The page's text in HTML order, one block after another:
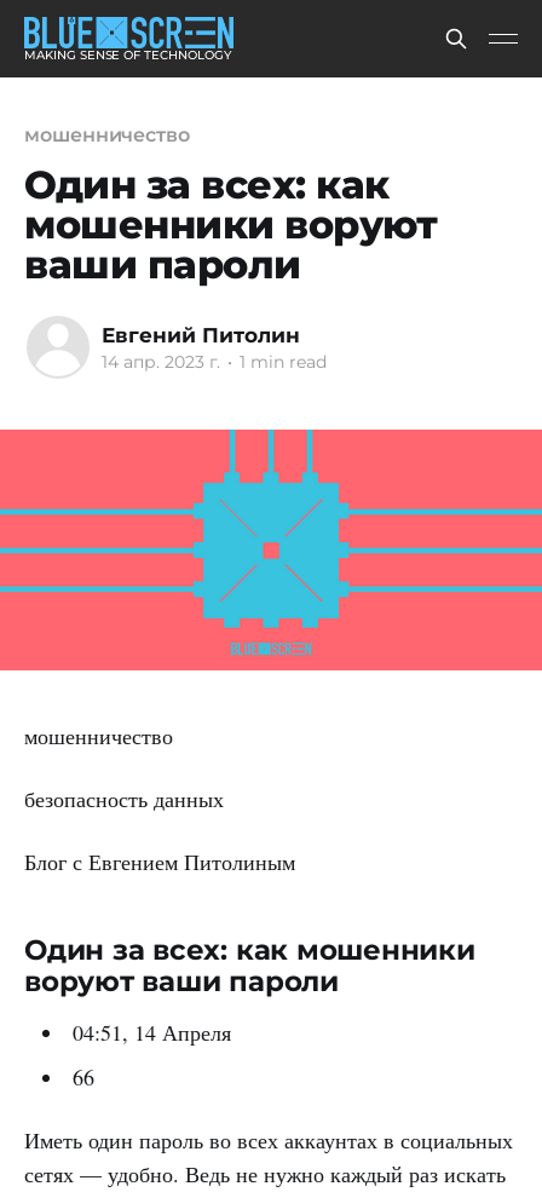
MAKING SENSE OF TECHNOLOGY
мошенничество
Один за всех: как
мошенники воруют
ваши пароли
Евгений Питолин
14 апр. 2023 г. • 1 min read
мошенничество
безопасность данных
Блог с Евгением Питолиным
Один за всех: как мошенники
воруют ваши пароли
04:51, 14 Апреля
66
Иметь один пароль во всех аккаунтах в социальных
сетях — удобно. Ведь не нужно каждый раз искать